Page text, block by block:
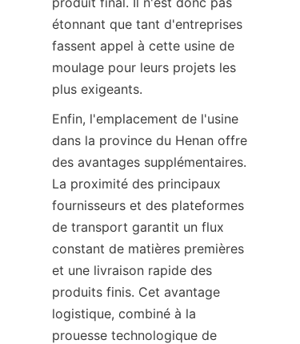
étonnant que tant d'entreprises
fassent appel à cette usine de
moulage pour leurs projets les
plus exigeants.
Enfin, l'emplacement de l'usine
dans la province du Henan offre
des avantages supplémentaires.
La proximité des principaux
fournisseurs et des plateformes
de transport garantit un flux
constant de matières premières
et une livraison rapide des
produits finis. Cet avantage
logistique, combiné à la
prouesse technologique de